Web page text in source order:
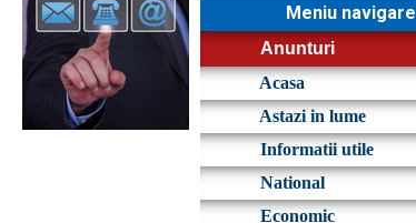
Meniu navigare
Anunturi
Acasa
Astazi in lume
Informatii utile
National
Economic